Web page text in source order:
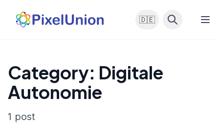
🇩🇪
Category: Digitale
Autonomie
1 post